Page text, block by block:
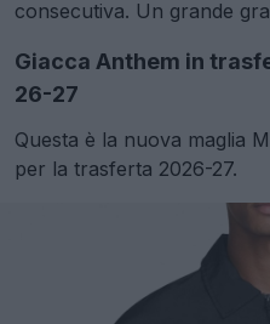
consecutiva. Un grande
Giacca Anthem in
26-27
Questa è la nuova maglia
per la trasferta 2026-27.